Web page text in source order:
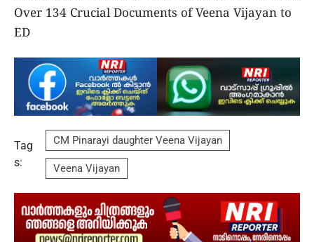
Over 134 Crucial Documents of Veena Vijayan to
ED
Tag
s:
CM Pinarayi daughter Veena Vijayan
Veena Vijayan